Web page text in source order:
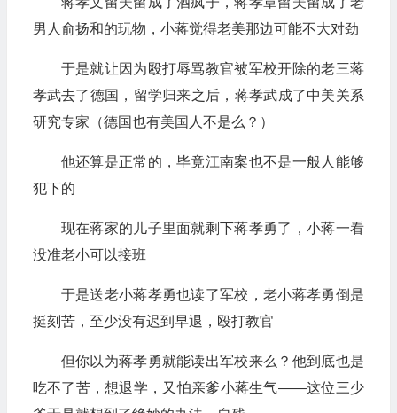
男人俞扬和的玩物，小蒋觉得老美那边可能不大对劲
于是就让因为殴打辱骂教官被军校开除的老三蒋
孝武去了德国，留学归来之后，蒋孝武成了中美关系
研究专家（德国也有美国人不是么？）
他还算是正常的，毕竟江南案也不是一般人能够
犯下的
现在蒋家的儿子里面就剩下蒋孝勇了，小蒋一看
没准老小可以接班
于是送老小蒋孝勇也读了军校，老小蒋孝勇倒是
挺刻苦，至少没有迟到早退，殴打教官
但你以为蒋孝勇就能读出军校来么？他到底也是
吃不了苦，想退学，又怕亲爹小蒋生气——这位三少